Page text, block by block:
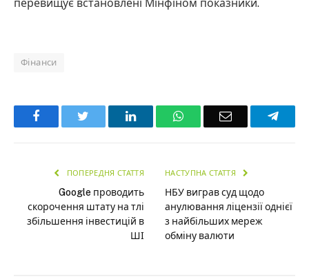
перевищує встановлені Мінфіном показники.
Фінанси
Facebook LinkedInWhatsAppEmail
ПОПЕРЕДНЯ СТАТТЯ
Google проводить
скорочення штату на тлі
збільшення інвестицій в
ШІ
НАСТУПНА СТАТТЯ
НБУ виграв суд щодо
анулювання ліцензії однієї
з найбільших мереж
обміну валюти